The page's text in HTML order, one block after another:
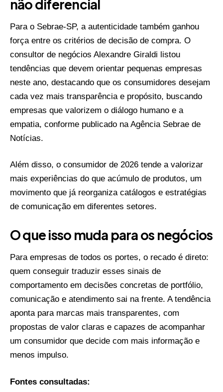
não diferencial
Para o Sebrae-SP, a autenticidade também ganhou
força entre os critérios de decisão de compra. O
consultor de negócios Alexandre Giraldi listou
tendências que devem orientar pequenas empresas
neste ano, destacando que os consumidores desejam
cada vez mais transparência e propósito, buscando
empresas que valorizem o diálogo humano e a
empatia, conforme publicado naAgência Sebrae de
Notícias.
Além disso, o consumidor de 2026 tende a valorizar
mais experiências do que acúmulo de produtos, um
movimento que já reorganiza catálogos e estratégias
de comunicação em diferentes setores.
O que isso muda para os negócios
Para empresas de todos os portes, o recado é direto:
quem conseguir traduzir esses sinais de
comportamento em decisões concretas de portfólio,
comunicação e atendimento sai na frente. A tendência
aponta para marcas mais transparentes, com
propostas de valor claras e capazes de acompanhar
um consumidor que decide com mais informação e
menos impulso.
Fontes consultadas: